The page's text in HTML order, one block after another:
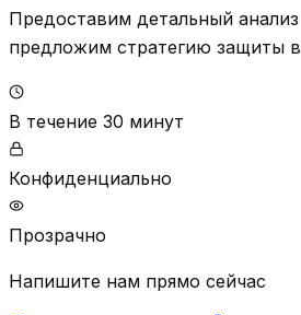
Предоставим детальный
предложим стратегию защиты
В течение 30 минут
Конфиденциально
Прозрачно
Напишите нам прямо сейчас